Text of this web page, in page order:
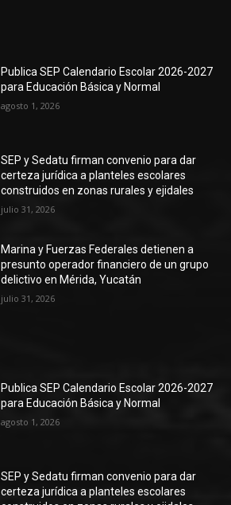
Publica SEP Calendario Escolar 2026-2027
para Educación Básica y Normal
agosto 1, 2026
SEP y Sedatu firman convenio para dar
certeza jurídica a planteles escolares
construidos en zonas rurales y ejidales
julio 31, 2026
Marina y Fuerzas Federales detienen a
presunto operador financiero de un grupo
delictivo en Mérida, Yucatán
julio 31, 2026
Publica SEP Calendario Escolar 2026-2027
para Educación Básica y Normal
agosto 1, 2026
SEP y Sedatu firman convenio para dar
certeza jurídica a planteles escolares